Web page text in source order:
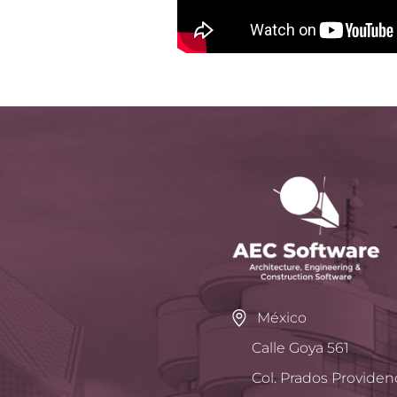
México
Calle Goya 561
Col. Prados